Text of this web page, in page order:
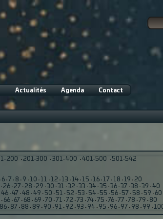
Actualités Agenda Contact
200 · 201-300 · 301-400 ·401-500 · 501-542
· 6 · 7 · 8 · 9 · 10 · · 12 · 13 · 14 · 15 · 16 · 17 · 18 · 19 · 20
· 26 · 27 · 28 · 29 · 30 · 31 · 32 · 33 · 34 · 35 · 36 · 37 · 38 · 39 · 40
46 · 47 · 48 · 49 · 50 · 51 · 52 · 53 · 54 · 55 · 56 · 57 · 58 · 59 · 60
· 66 · 67 · 68 · 69 · 70 · 71 · 72 · 73 · 74 · 75 · 76 · 77 · 78 · 79 · 80
86 · 87 · 88 · 89 · 90 · 91 · 92 · 93 · 94 · 95 · 96 · 97 · 98 · 99 ·